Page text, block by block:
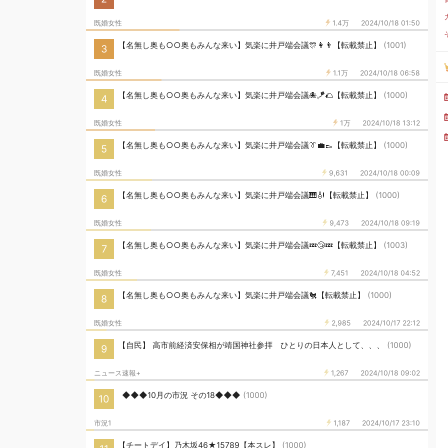
1.4万 2024/10/18 01:50
既婚女性
3 【名無し奥も○○奥もみんな来い】気楽に井戸端会議🎊👩👨【転載禁止】 (1001)
1.1万 2024/10/18 06:58
既婚女性
4 【名無し奥も○○奥もみんな来い】気楽に井戸端会議🐙🪁🌮【転載禁止】 (1000)
1万 2024/10/18 13:12
既婚女性
5 【名無し奥も○○奥もみんな来い】気楽に井戸端会議👔💼👞【転載禁止】 (1000)
9,631 2024/10/18 00:09
既婚女性
6 【名無し奥も○○奥もみんな来い】気楽に井戸端会議🎹🎻【転載禁止】 (1000)
9,473 2024/10/18 09:19
既婚女性
7 【名無し奥も○○奥もみんな来い】気楽に井戸端会議💤😴💤【転載禁止】 (1003)
7,451 2024/10/18 04:52
既婚女性
8 【名無し奥も○○奥もみんな来い】気楽に井戸端会議🐔【転載禁止】 (1000)
2,985 2024/10/17 22:12
既婚女性
9 【自民】 高市前経済安保相が靖国神社参拝 ひとりの日本人として、、、 (1000)
1,267 2024/10/18 09:02
ニュース速報+
10 ◆◆◆10月の市況 その18◆◆◆ (1000)
1,187 2024/10/17 23:10
市況1
【チートデイ】乃木坂46★15789【本スレ】 (1000)